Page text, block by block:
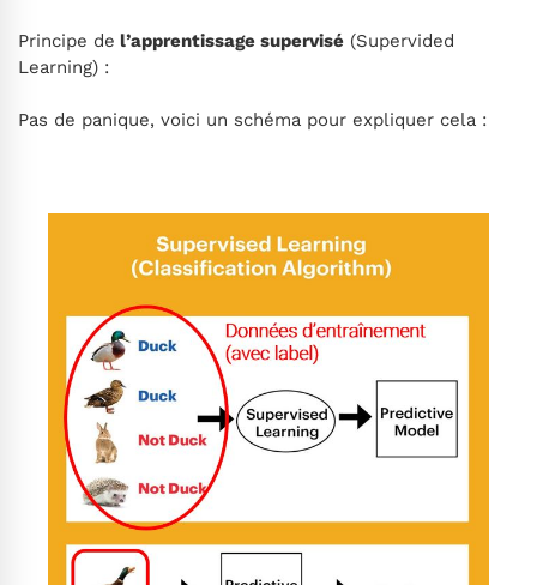
Principe de l’apprentissage supervisé (Supervided
Learning) :
Pas de panique, voici un schéma pour expliquer cela :